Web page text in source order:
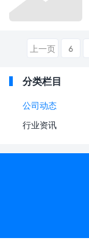
上一页 6
分类栏目
公司动态
行业资讯